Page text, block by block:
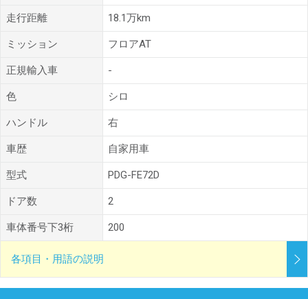
走行距離 18.1万km
ミッション フロアAT
正規輸入車 -
色 シロ
ハンドル 右
車歴 自家用車
型式 PDG-FE72D
ドア数 2
車体番号下3桁 200
各項目・用語の説明